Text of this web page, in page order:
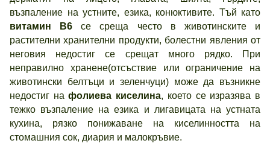
възпаление на устните, езика, конюктивите. Тъй като
витамин
В6се среща често в животинските и
растителни хранителни продукти, болестни явления от
неговия недостиг се срещат много рядко. При
неправилно хранене(отсъствие или ограничение на
животински белтъци и зеленчуци) може да възникне
недостиг нафолиева киселина, което се изразява в
тежко възпаление на езика и лигавицата на устната
кухина, рязко понижаване на киселинността на
стомашния сок, диария и малокръвие.